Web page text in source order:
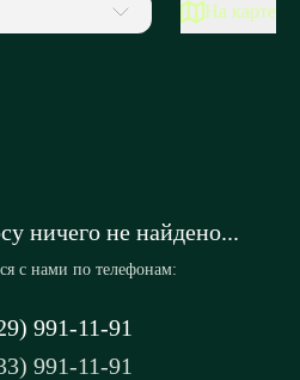
На карте
ничего не найдено...
с нами по телефонам:
991-11-91
991-11-91